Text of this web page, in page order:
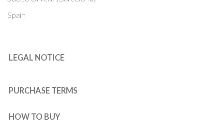
Spain
LEGAL NOTICE
PURCHASE TERMS
HOW TO BUY